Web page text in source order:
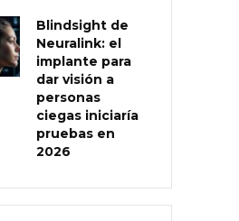
Blindsight de
Neuralink: el
implante para
dar visión a
personas
ciegas iniciaría
pruebas en
2026